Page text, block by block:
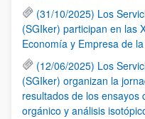
(31/10/2025) Los
(SGIker) participan en las
Economía y Empresa de
(12/06/2025) Los
(SGIker) organizan la
resultados de los ensayos
orgánico y análisis